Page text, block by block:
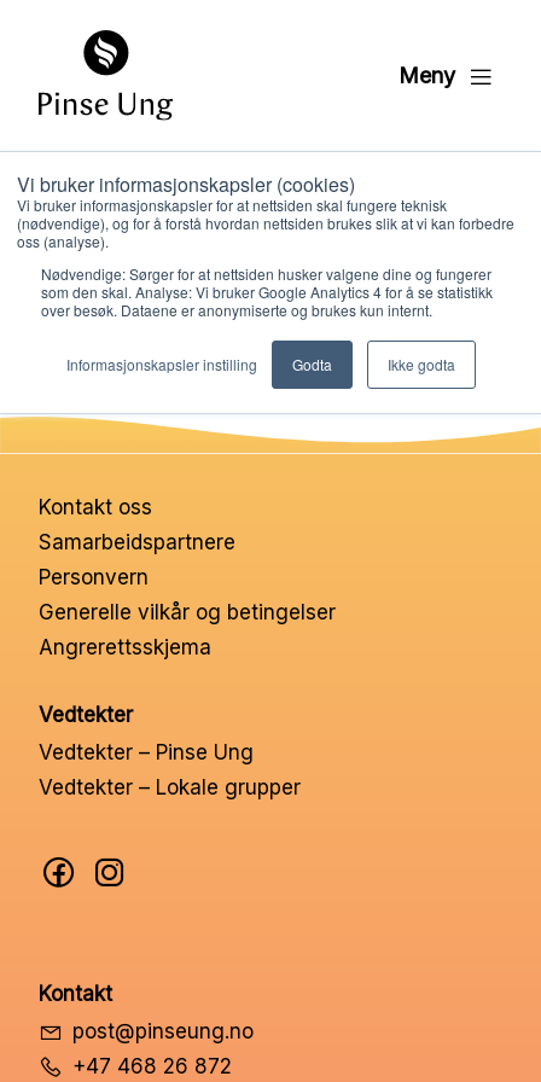
Vi bruker informasjonskapsler (cookies)
Vi bruker informasjonskapsler for at nettsiden skal fungere teknisk
(nødvendige), og for å forstå hvordan nettsiden brukes slik at vi kan forbedre
oss (analyse).
Nødvendige: Sørger for at nettsiden husker valgene dine og fungerer
som den skal. Analyse: Vi bruker Google Analytics 4 for å se statistikk
over besøk. Dataene er anonymiserte og brukes kun internt.
Informasjonskapsler instilling Godta Ikke godta
Meny
Kunnskap
PER KRISTIAN LØVE
PUBLISERT19. APRIL 2021
Kontakt oss
Samarbeidspartnere
Personvern
Generelle vilkår og betingelser
Angrerettsskjema
Vedtekter
Vedtekter – Pinse Ung
Vedtekter – Lokale grupper
Kontakt
post@pinseung.no
+47 468 26 872
Hva vi gjør
Ressurser
Nettbutikk
Kontakt oss
Medlemssystem
Min konto